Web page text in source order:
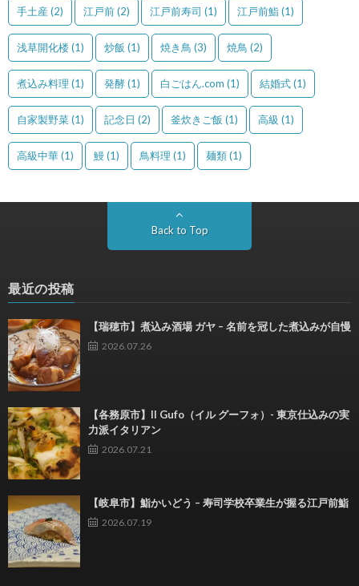
手土産 (2) 江戸前(2) 江戸前寿司 (1) 江戸前鮨(1)
浅草開化楼(1) 炒飯 (1) 焼き鳥 (3) 焼鳥 (2)
煮込み料理 (1) 発酵(1) 白ごはん.com (1) 結婚式(1)
自家製野菜(1) 記念日 (2) 釜炊きご飯 (1) 高級 (1)
高級中華(1) 鰻(1) 鳥料理 (1) 麺類(1)
Back to Top
最近の投稿
【瑞穂市】煮込み酒場 ガヤ – 名前を冠した煮込みが自慢
2026.07.26
【各務原市】Il Gufo（イル グーフォ）- 東京仕込みの実
力派イタリアン
2026.07.21
【岐阜市】鮨かいどう – 寿司学校卒業生が握る江戸前鮨
2026.07.19